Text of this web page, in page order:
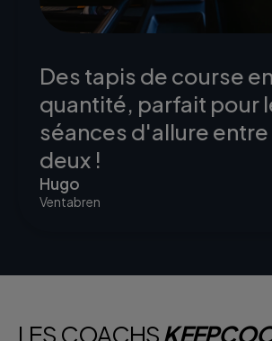
Des tapis de course
quantité, parfait pour
séances d'allure
deux !
Hugo
Ventabren
LES COACHS